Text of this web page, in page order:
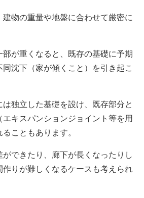
物の重量や地盤に合わせて厳密に
が重くなると、既存の基礎に予期
沈下（家が傾くこと）を引き起こ
独立した基礎を設け、既存部分と
キスパンションジョイント等を用
こともあります。
ができたり、廊下が長くなったりし
作りが難しくなるケースも考えられ